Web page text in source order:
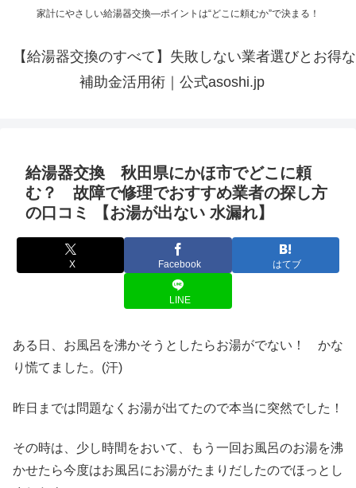
家計にやさしい給湯器交換—ポイントは“どこに頼むか”で決まる！
【給湯器交換のすべて】失敗しない業者選びとお得な
補助金活用術｜公式asoshi.jp
給湯器交換 秋田県にかほ市でどこに頼
む？ 故障で修理でおすすめ業者の探し方
の口コミ 【お湯が出ない 水漏れ】
X Facebook はてブ
LINE
ある日、お風呂を沸かそうとしたらお湯がでない！ かな
り慌てました。(汗)
昨日までは問題なくお湯が出てたので本当に突然でした！
その時は、少し時間をおいて、もう一回お風呂のお湯を沸
かせたら今度はお風呂にお湯がたまりだしたのでほっとし